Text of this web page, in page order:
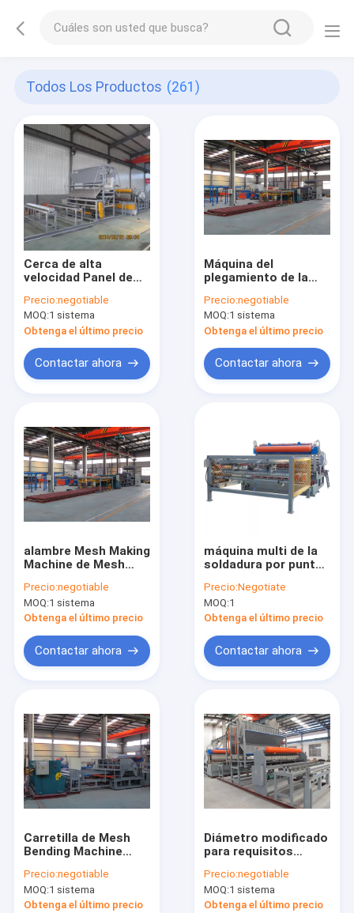
Todos Los Productos (261)
Cerca de alta
velocidad Panel de
Machine For 3D del
alambre del diámetro
6m m
Precio:negotiable
MOQ:1 sistema
Obtenga el último precio
Contactar ahora
Máquina del
plegamiento de la
control electrónico
415V para la malla de
la cerca 3D
Precio:negotiable
MOQ:1 sistema
Obtenga el último precio
Contactar ahora
alambre Mesh Making
Machine de Mesh
220V 3D del alambre
de la anchura de
2500m m
Precio:negotiable
MOQ:1 sistema
Obtenga el último precio
Contactar ahora
máquina multi de la
soldadura por puntos
50HZ para la alta
construcción de la
llanura
Precio:Negotiate
MOQ:1
Obtenga el último precio
Contactar ahora
Carretilla de Mesh
Bending Machine
alambre del acero
con poco carbono
220V
Precio:negotiable
MOQ:1 sistema
Obtenga el último precio
Diámetro modificado
para requisitos
de la dobladora de la
hoja de acero de la
malla 3D
Precio:negotiable
MOQ:1 sistema
Obtenga el último precio